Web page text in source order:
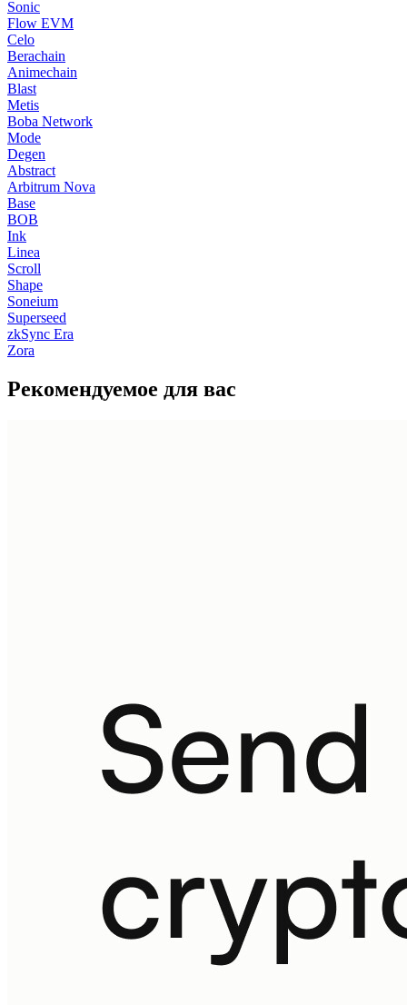
Sonic
Flow EVM
Celo
Berachain
Animechain
Blast
Metis
Boba Network
Mode
Degen
Abstract
Arbitrum Nova
Base
BOB
Ink
Linea
Scroll
Shape
Soneium
Superseed
zkSync Era
Zora
Рекомендуемое для вас